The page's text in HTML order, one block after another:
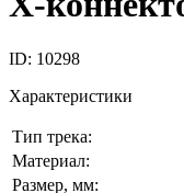
ID: 10298
Характеристики
Тип трека:
Материал:
Размер, мм: